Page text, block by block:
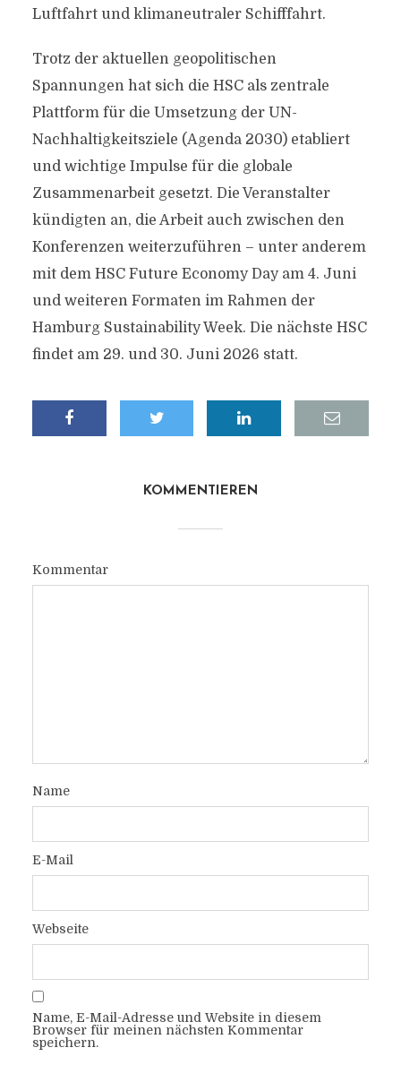
Luftfahrt und klimaneutraler Schifffahrt.
Trotz der aktuellen geopolitischen
Spannungen hat sich die HSC als zentrale
Plattform für die Umsetzung der UN-
Nachhaltigkeitsziele (Agenda 2030) etabliert
und wichtige Impulse für die globale
Zusammenarbeit gesetzt. Die Veranstalter
kündigten an, die Arbeit auch zwischen den
Konferenzen weiterzuführen – unter anderem
mit dem HSC Future Economy Day am 4. Juni
und weiteren Formaten im Rahmen der
Hamburg Sustainability Week. Die nächste HSC
findet am 29. und 30. Juni 2026 statt.
KOMMENTIEREN
Kommentar
Name
E-Mail
Webseite
Name, E-Mail-Adresse und Website in diesem
Browser für meinen nächsten Kommentar
speichern.